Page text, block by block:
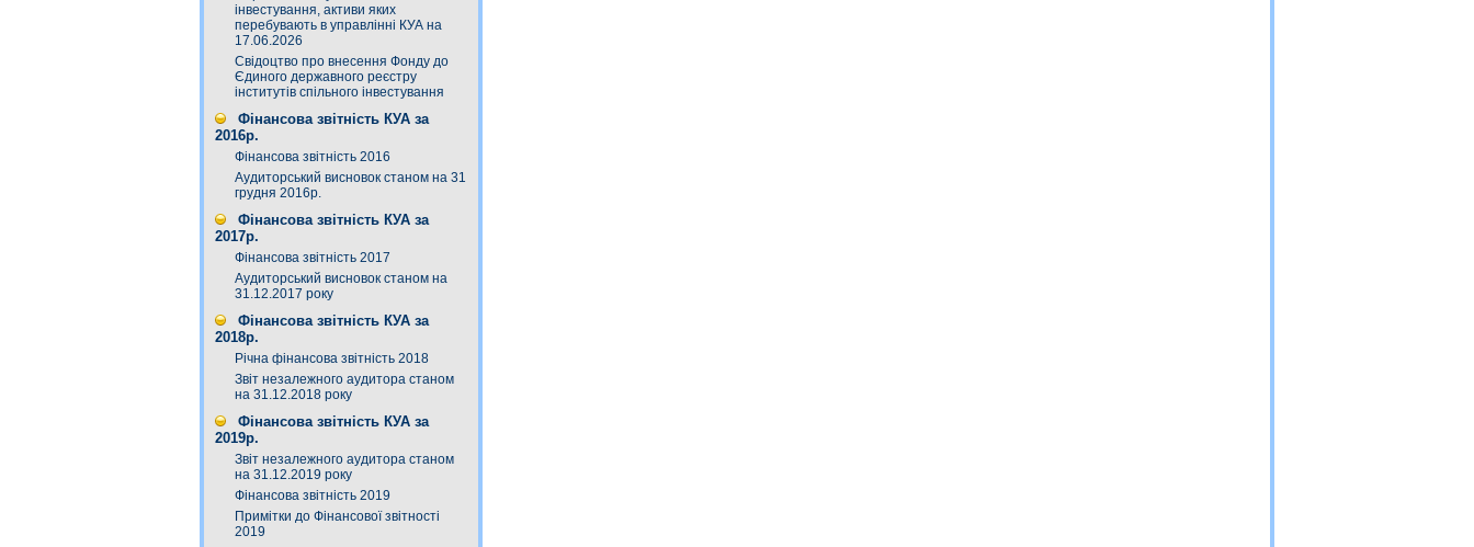
інвестування, активи яких
перебувають в управлінні КУА на
17.06.2026
Свідоцтво про внесення Фонду до
Єдиного державного реєстру
інститутів спільного інвестування
Фінансова звітність КУА за
2016р.
Фінансова звітність 2016
Аудиторський висновок станом на 31
грудня 2016р.
Фінансова звітність КУА за
2017р.
Фінансова звітність 2017
Аудиторський висновок станом на
31.12.2017 року
Фінансова звітність КУА за
2018р.
Річна фінансова звітність 2018
Звіт незалежного аудитора станом
на 31.12.2018 року
Фінансова звітність КУА за
2019р.
Звіт незалежного аудитора станом
на 31.12.2019 року
Фінансова звітність 2019
Примітки до Фінансової звітності
2019